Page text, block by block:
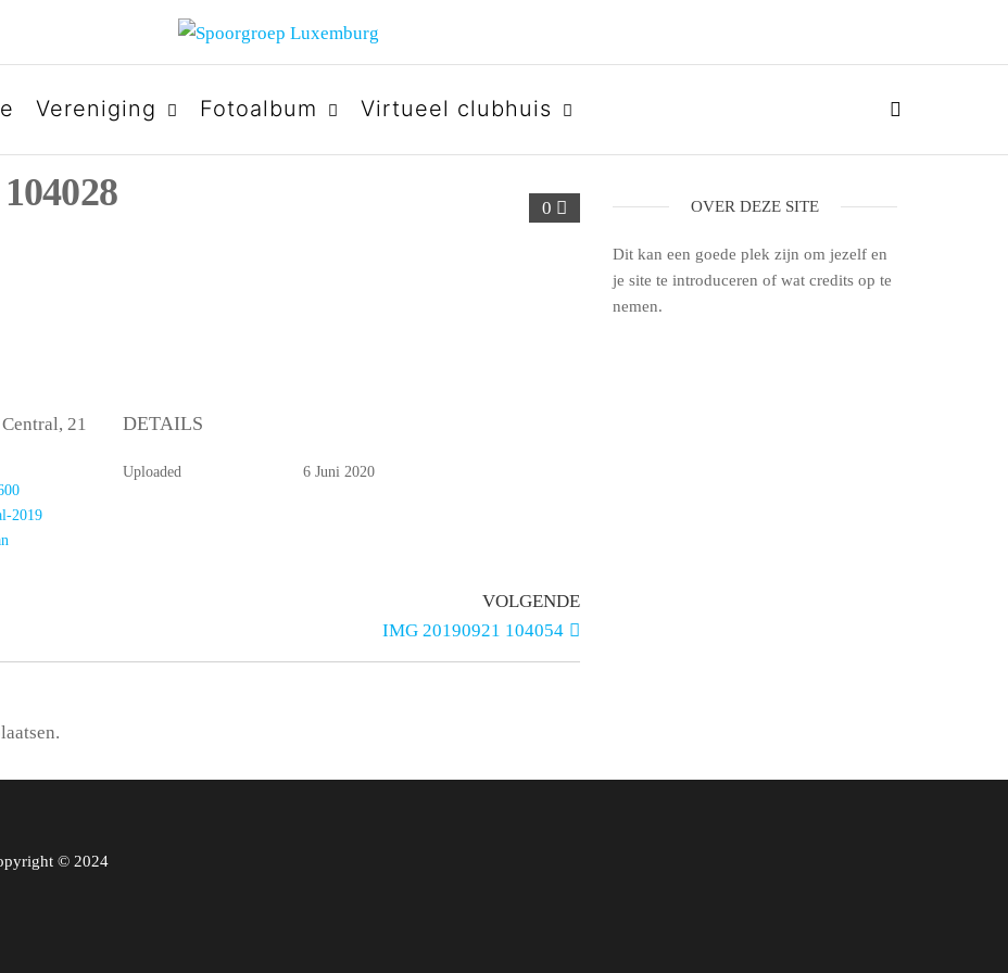
Vereniging Fotoalbum Virtueel clubhuis
0
21
2019
DETAILS
Uploaded 6 Juni 2020
VOLGENDE
IMG 20190921 104054
OVER DEZE SITE
Dit kan een goede plek zijn om jezelf en
je site te introduceren of wat credits op te
nemen.
© 2024